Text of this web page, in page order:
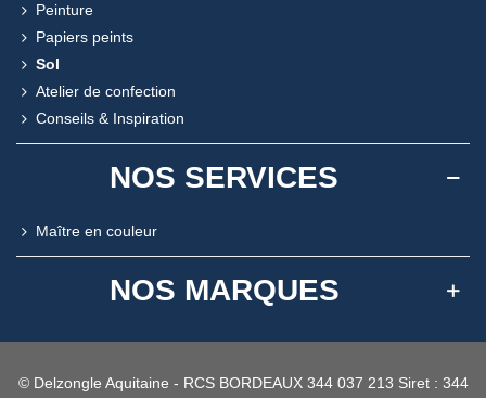
Peinture
Papiers peints
Sol
Atelier de confection
Conseils & Inspiration
NOS SERVICES
Maître en couleur
NOS MARQUES
© Delzongle Aquitaine - RCS BORDEAUX 344 037 213 Siret : 344